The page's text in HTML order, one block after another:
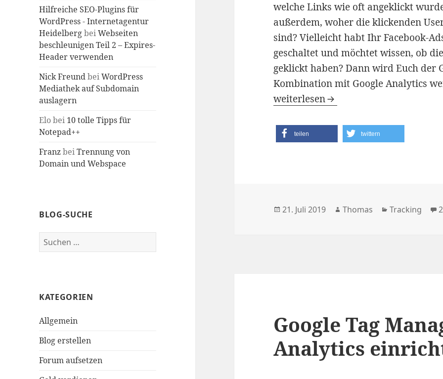
Hilfreiche SEO-Plugins für
WordPress - Internetagentur
HeidelbergbeiWebseiten
beschleunigen Teil 2 – Expires-
Header verwenden
Nick FreundbeiWordPress
Mediathek auf Subdomain
auslagern
Elobei 10 tolle Tipps für
Notepad++
FranzbeiTrennung von
Domain und Webspace
BLOG-SUCHE
Suche
nach:
KATEGORIEN
Allgemein
Blog erstellen
Forum aufsetzen
welche Links wie oft angeklickt
außerdem, woher die klickenden
sind? Vielleicht habt Ihr Facebook-
geschaltet und möchtet wissen, ob
geklickt haben? Dann wird Euch der
Kombination mit Google Analytics
Tracking von Ereignissen mit Google
weiterlesen
teilen twittern
Veröffentlicht
21. Juli 2019 Autor
Thomas Kategorien
Tracking
Google Tag
Analytics